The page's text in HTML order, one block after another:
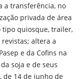
a transferência, no
privada de área
quiosque, trailer,
altera a
e da Cofins na
soja e de seus
de 14 de junho de